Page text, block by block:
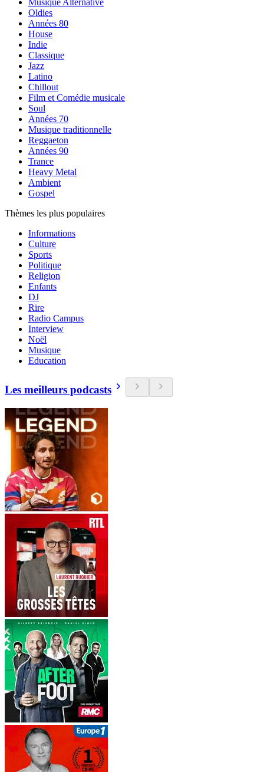
Musique Alternative
Oldies
Années 80
House
Indie
Classique
Jazz
Latino
Chillout
Film et Comédie musicale
Soul
Années 70
Musique traditionnelle
Reggaeton
Années 90
Trance
Heavy Metal
Ambient
Gospel
Thèmes les plus populaires
Informations
Culture
Sports
Politique
Religion
Enfants
DJ
Rire
Radio Campus
Interview
Noël
Musique
Education
Les meilleurs podcasts